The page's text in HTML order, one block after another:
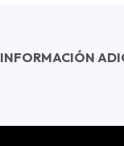
INFORMACIÓN